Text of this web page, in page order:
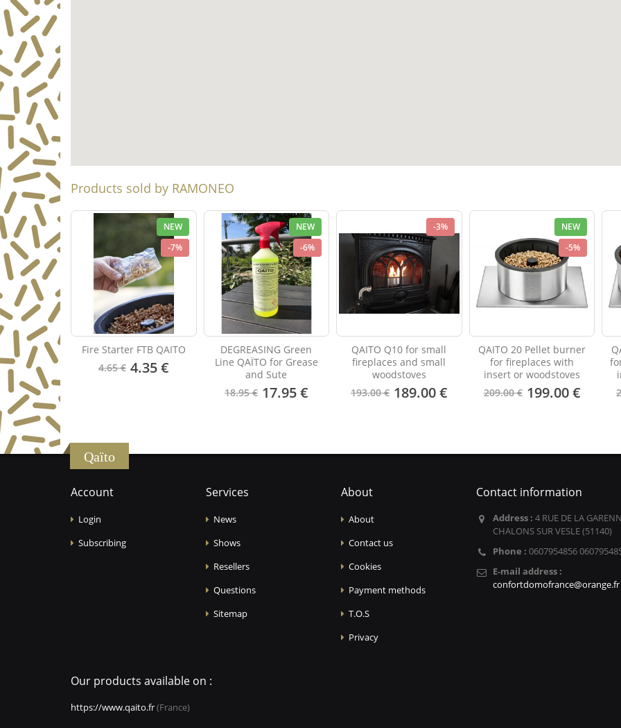
Products sold by RAMONEO
NEW
-7%
Fire Starter FTB QAITO
4.65 € 4.35 €
NEW
-6%
DEGREASING Green
Line QAÏTO for Grease
and Sute
18.95 € 17.95 €
-3%
QAITO Q10 for small
fireplaces and small
woodstoves
193.00 € 189.00 €
NEW
-5%
QAITO 20 Pellet burner
for fireplaces with
insert or woodstoves
209.00 € 199.00 €
Qaïto
Account
Login
Subscribing
Services
News
Shows
Resellers
Questions
Sitemap
About
About
Contact us
Cookies
Payment methods
T.O.S
Privacy
Contact information
Address : 4 RUE DE LA
CHALONS SUR VESLE (51140)
Phone : 0607954856
E-mail address :
confortdomofrance@orange.fr
Our products available on :
https://www.qaito.fr(France)